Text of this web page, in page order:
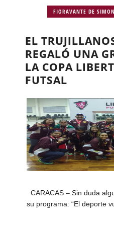
FIORAVANTE DE
EL
REGALÓ UNA
LA COPA
FUTSAL
CARACAS – Sin duda
su programa: “El deporte